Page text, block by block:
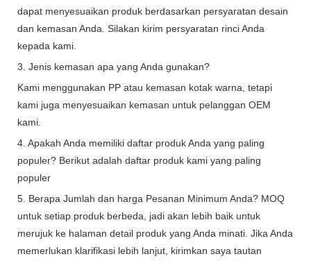
dapat menyesuaikan produk berdasarkan persyaratan desain
dan kemasan Anda. Silakan kirim persyaratan rinci Anda
kepada kami.
3. Jenis kemasan apa yang Anda gunakan?
Kami menggunakan PP atau kemasan kotak warna, tetapi
kami juga menyesuaikan kemasan untuk pelanggan OEM
kami.
4. Apakah Anda memiliki daftar produk Anda yang paling
populer? Berikut adalah daftar produk kami yang paling
populer
5. Berapa Jumlah dan harga Pesanan Minimum Anda? MOQ
untuk setiap produk berbeda, jadi akan lebih baik untuk
merujuk ke halaman detail produk yang Anda minati. Jika Anda
memerlukan klarifikasi lebih lanjut, kirimkan saya tautan